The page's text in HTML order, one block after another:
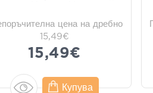
цена на дребно
15,49€
15,49€
Купува